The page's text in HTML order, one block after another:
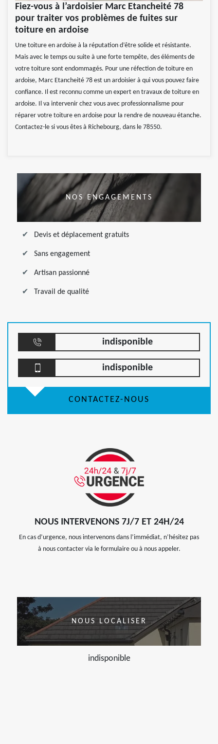
Fiez-vous à l’ardoisier Marc Etancheité 78
pour traiter vos problèmes de fuites sur
toiture en ardoise
Une toiture en ardoise à la réputation d’être solide et résistante.
Mais avec le temps ou suite à une forte tempête, des éléments de
votre toiture sont endommagés. Pour une réfection de toiture en
ardoise, Marc Etancheité 78 est un ardoisier à qui vous pouvez faire
confiance. Il est reconnu comme un expert en travaux de toiture en
ardoise. Il va intervenir chez vous avec professionnalisme pour
réparer votre toiture en ardoise pour la rendre de nouveau étanche.
Contactez-le si vous êtes à Richebourg, dans le 78550.
NOS ENGAGEMENTS
Devis et déplacement gratuits
Sans engagement
Artisan passionné
Travail de qualité
indisponible
indisponible
CONTACTEZ-NOUS
NOUS INTERVENONS 7J/7 ET 24H/24
En cas d’urgence, nous intervenons dans l’immédiat, n’hésitez pas
à nous contacter via le formulaire ou à nous appeler.
NOUS LOCALISER
indisponible